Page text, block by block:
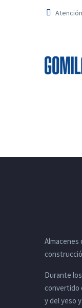
Almacenes
Durante
convertido
y del yeso